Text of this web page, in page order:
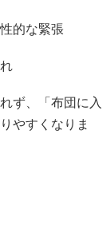
的な緊張
ず、「布団に入
やすくなりま